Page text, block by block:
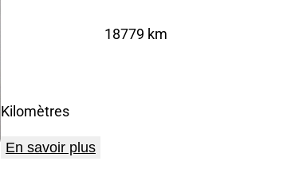
Kilomètres
18779 km
En savoir plus